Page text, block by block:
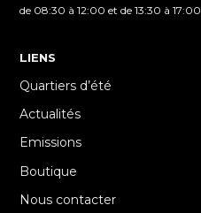
de 08:30 à 12:00 et de 13:30 à 17:00
LIENS
Quartiers d’été
Actualités
Emissions
Boutique
Nous contacter